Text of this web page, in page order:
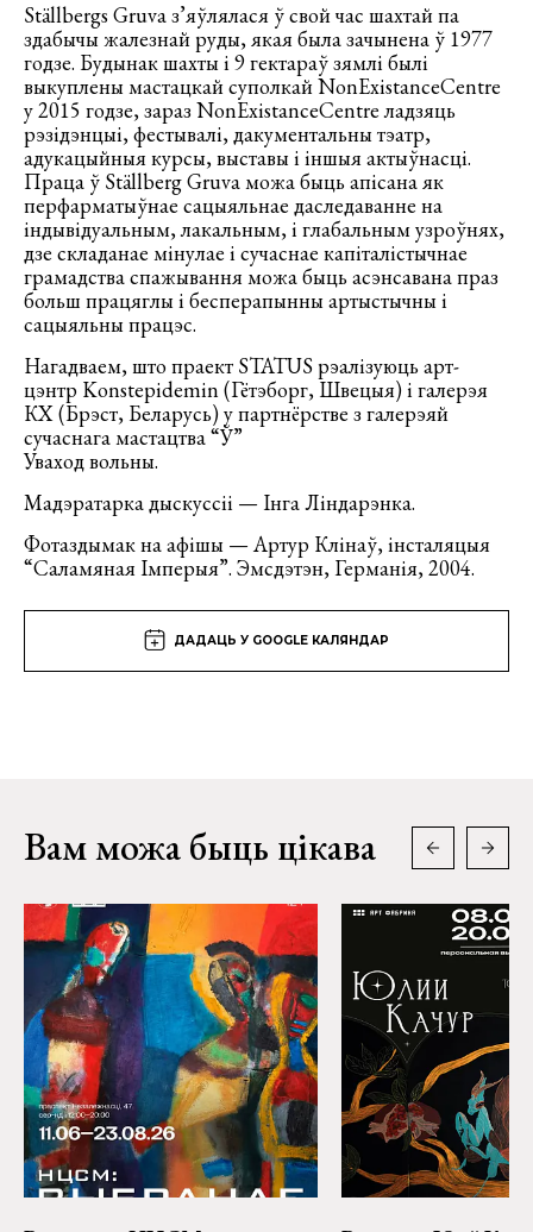
Ställbergs Gruva з’яўлялася ў свой час шахтай па
здабычы жалезнай руды, якая была зачынена ў 1977
годзе. Будынак шахты і 9 гектараў зямлі былі
выкуплены мастацкай суполкай NonExistanceCentre
у 2015 годзе, зараз NonExistanceCentre ладзяць
рэзідэнцыі, фестывалі, дакументальны тэатр,
адукацыйныя курсы, выставы і іншыя актыўнасці.
Праца ў Ställberg Gruva можа быць апісана як
перфарматыўнае сацыяльнае даследаванне на
індывідуальным, лакальным, і глабальным узроўнях,
дзе складанае мінулае і сучаснае капіталістычнае
грамадства спажывання можа быць асэнсавана праз
больш працяглы і бесперапынны артыстычны і
сацыяльны працэс.
Нагадваем, што праект STATUS рэалізуюць арт-
цэнтр Konstepidemin (Гётэборг, Швецыя) i галерэя
КХ (Брэст, Беларусь) у партнёрстве з галерэяй
сучаснага мастацтва “Ў”
Уваход вольны.
Мадэратарка дыскуссіі — Інга Ліндарэнка.
Фотаздымак на афішы — Артур Клінаў, інсталяцыя
“Саламяная Імперыя”. Эмсдэтэн, Германія, 2004.
ДАДАЦЬ У GOOGLE КАЛЯНДАР
Вам можа быць цікава